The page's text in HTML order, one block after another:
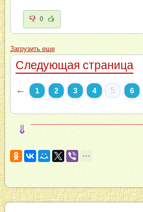
0
Загрузить еще
Следующая страница
← 1 2 3 4 5 6
⇓